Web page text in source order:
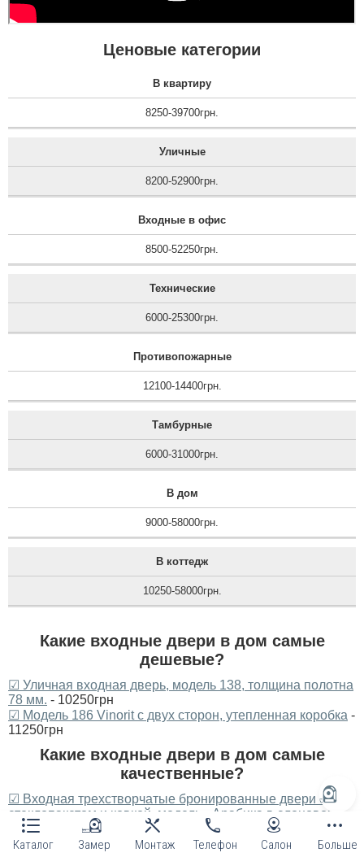
Каталог Замер Монтаж Телефон Салон Больше
Ценовые категории
В квартиру
8250-39700грн.
Уличные
8200-52900грн.
Входные в офис
8500-52250грн.
Технические
6000-25300грн.
Противопожарные
12100-14400грн.
Тамбурные
6000-31000грн.
В дом
9000-58000грн.
В коттедж
10250-58000грн.
Какие входные двери в дом самые
дешевые?
☑ Уличная входная дверь, модель 138, толщина полотна
78 мм. - 10250грн
☑ Модель 186 Vinorit с двух сторон, утепленная коробка -
11250грн
Какие входные двери в дом самые
качественные?
☑ Входная трехстворчатые бронированные двери со
стеклопакетом и ковкой, модель «Арабика в слоновой
кости»
- 58000грн
☑ Входная уличная дверь Акцент Фанера Серая